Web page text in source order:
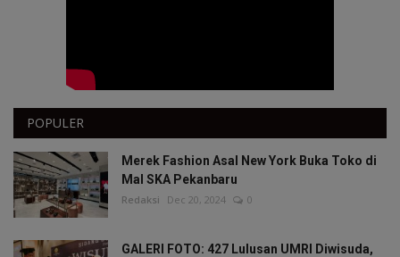
POPULER
Merek Fashion Asal New York Buka Toko di
Mal SKA Pekanbaru
Redaksi Dec 20, 2024 0
GALERI FOTO: 427 Lulusan UMRI Diwisuda,